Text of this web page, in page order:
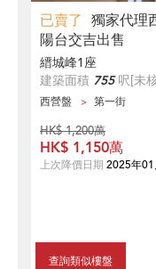
已賣了 獨家代理
陽台交吉出售
縉城峰1座
建築面積 755呎[未
西營盤 第一街
查詢類似樓盤
HK$ 1,200萬
HK$ 1,150萬
上次降價日期 2025年01